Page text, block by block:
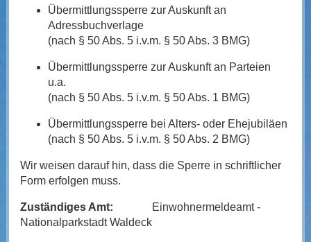
Übermittlungssperre zur Auskunft an
Adressbuchverlage
(nach § 50 Abs. 5 i.v.m. § 50 Abs. 3 BMG)
Übermittlungssperre zur Auskunft an Parteien
u.a.
(nach § 50 Abs. 5 i.v.m. § 50 Abs. 1 BMG)
Übermittlungssperre bei Alters- oder Ehejubiläen
(nach § 50 Abs. 5 i.v.m. § 50 Abs. 2 BMG)
Wir weisen darauf hin, dass die Sperre in schriftlicher
Form erfolgen muss.
Zuständiges Amt: Einwohnermeldeamt -
Nationalparkstadt Waldeck